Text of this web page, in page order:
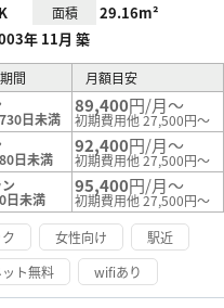
面積 29.16m²
年 11月 築
間
月額目安
日未満
89,400円/月～
初期費用他 27,500円～
日未満
92,400円/月～
初期費用他 27,500円～
日未満
95,400円/月～
初期費用他 27,500円～
女性向け
駅近
ト無料
wifiあり